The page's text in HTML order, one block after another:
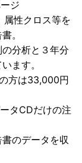
ジ
クロス等を
。
析と３年分
ます。
33,000円
タCDだけの注
データを収